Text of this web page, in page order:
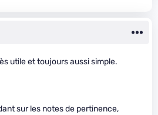
utile et toujours aussi simple.
sur les notes de pertinence,